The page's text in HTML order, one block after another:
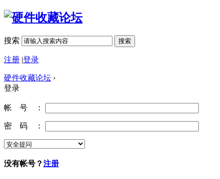
搜索 搜索
注册 |登录
硬件收藏论坛 ›
登录
帐 号 ：
密 码 ：
没有帐号？注册